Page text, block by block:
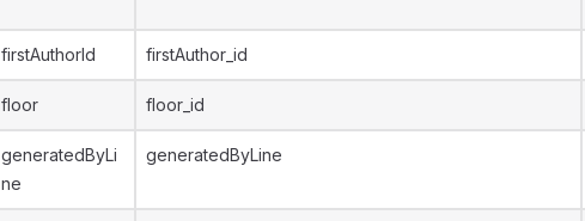
firstAuthorId firstAuthor_id
floor floor_id
generatedByLi
ne
generatedByLine